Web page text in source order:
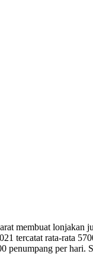
membuat lonjakan
tercatat rata-rata
per